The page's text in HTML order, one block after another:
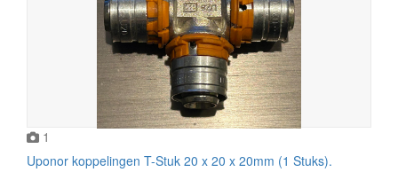
1
Uponor koppelingen T-Stuk 20 x 20 x 20mm (1 Stuks).